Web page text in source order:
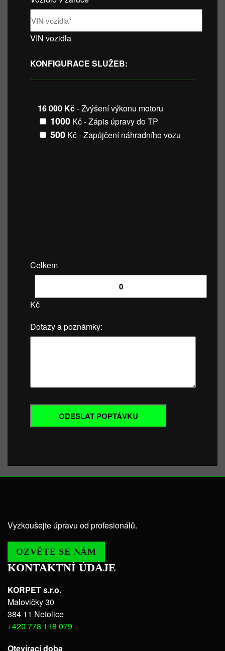
VIN vozidla
KONFIGURACE SLUŽEB:
16 000 Kč- Zvýšení výkonu motoru
1000 Kč - Zápis úpravy do TP
500 Kč - Zapůjčení náhradního vozu
Celkem
Kč
Dotazy a poznámky:
Vyzkoušejte úpravu od profesionálů.
OZVĚTE SE NÁM
KONTAKTNÍ ÚDAJE
KORPET s.r.o.
Malovičky 30
384 11 Netolice
+420 778 118 079
Otevírací doba